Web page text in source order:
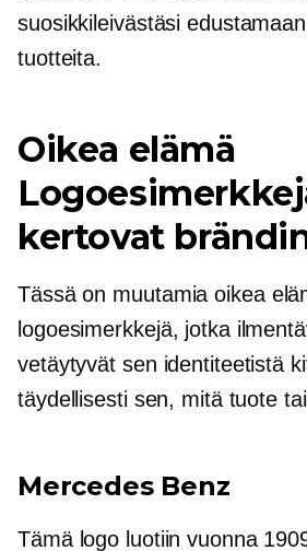
suosikkileivästäsi
tuotteita.
Oikea elämä
kertovat
Tässä on muutamiaoikea
logoesimerkkejä, jotka
vetäytyvät sen identiteetistä
täydellisesti sen, mitä tuote
Mercedes Benz
Tämä logo luotiin vuonna